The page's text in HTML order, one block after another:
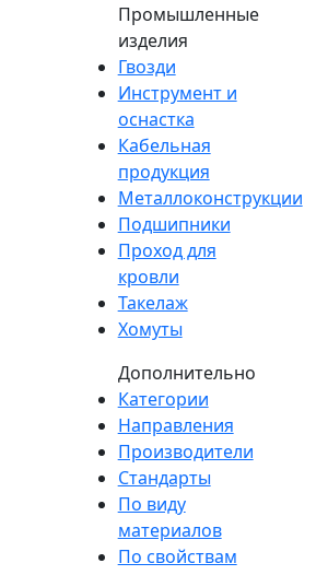
Промышленные
изделия
Гвозди
Инструмент и
оснастка
Кабельная
продукция
Металлоконструкции
Подшипники
Проход для
кровли
Такелаж
Хомуты
Дополнительно
Категории
Направления
Производители
Стандарты
По виду
материалов
По свойствам